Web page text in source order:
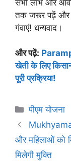
सभी लाभ और
तक जरूर पढ़ें और
गंवाएं! धन्यवाद।
और पढ़ें:
खेती के लिए
पूरी प्रक्रिया!
Categories
पीएम योजना
और महिलाओं को
मिलेगी मुक्ति